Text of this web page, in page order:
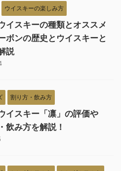
ウイスキーの楽しみ方
イスキーの種類とオススメ
ボンの歴史とウイスキーと
説
割り方・飲み方
イスキー「凛」の評価や
飲み方を解説！